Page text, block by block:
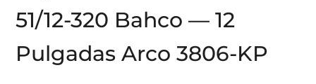
51/12-320 Bahco — 12
Pulgadas Arco 3806-KP